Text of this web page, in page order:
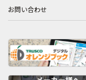
お問い合わせ